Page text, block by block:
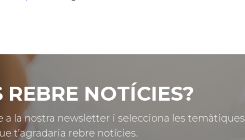
REBRE NOTÍCIES?
a la nostra newsletter i selecciona les temàtiques
t’agradaria rebre notícies.